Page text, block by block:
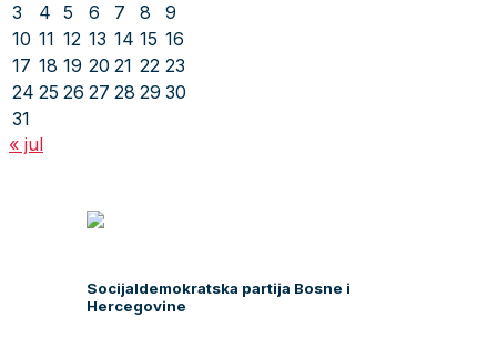
3
4 5 6 7 8
9
10 11 12 13 14 15 16
17 18 19 20 21 22 23
24 25 26 27 28 29 30
31
« jul
Socijaldemokratska partija Bosne i
Hercegovine